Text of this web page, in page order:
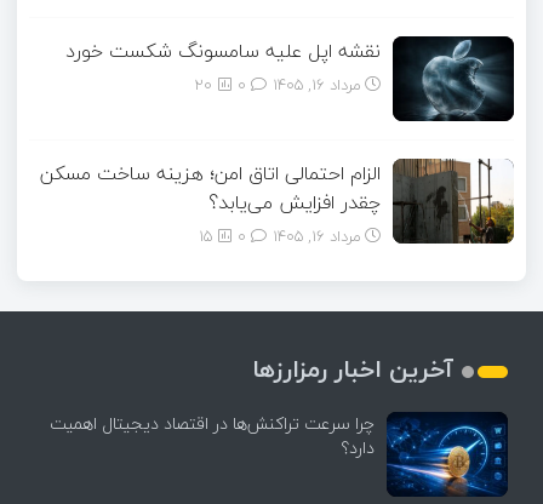
نقشه اپل علیه سامسونگ شکست خورد
مرداد ۱۶, ۱۴۰۵ 20
الزام احتمالی اتاق امن؛ هزینه ساخت مسکن
چقدر افزایش می‌یابد؟
مرداد ۱۶, ۱۴۰۵ 15
آخرین اخبار رمزارزها
چرا سرعت تراکنش‌ها در اقتصاد دیجیتال اهمیت
دارد؟